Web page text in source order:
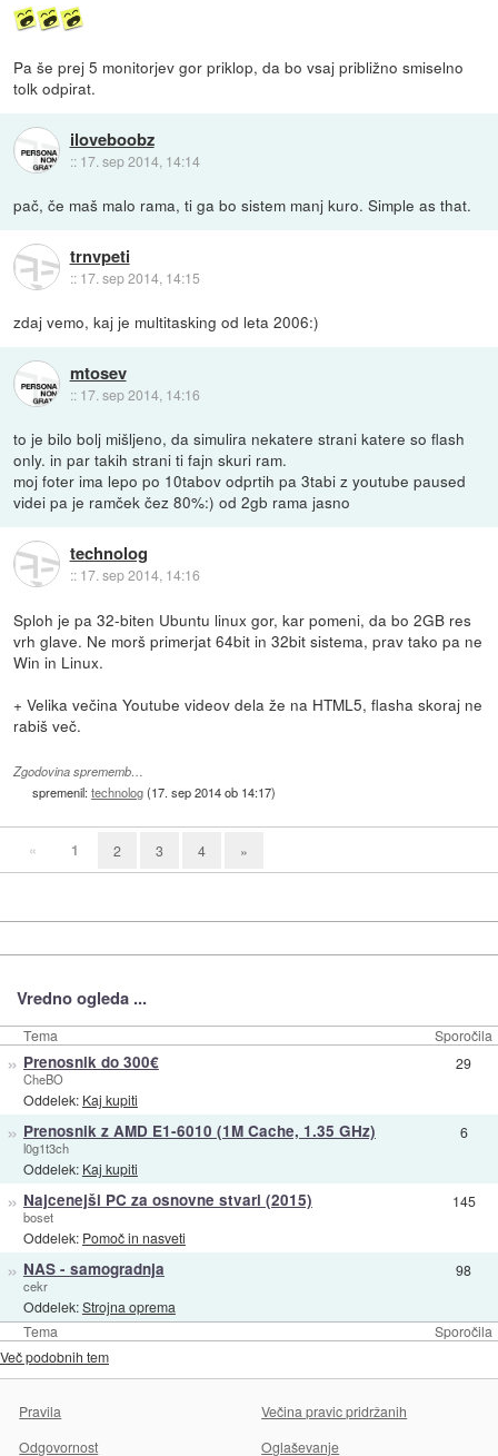
Pa še prej 5 monitorjev gor priklop, da bo vsaj približno smiselno
tolk odpirat.
iloveboobz
:: 17. sep 2014, 14:14
pač, če maš malo rama, ti ga bo sistem manj kuro. Simple as that.
trnvpeti
:: 17. sep 2014, 14:15
zdaj vemo, kaj je multitasking od leta 2006:)
mtosev
:: 17. sep 2014, 14:16
to je bilo bolj mišljeno, da simulira nekatere strani katere so flash
only. in par takih strani ti fajn skuri ram.
moj foter ima lepo po 10tabov odprtih pa 3tabi z youtube paused
videi pa je ramček čez 80%:) od 2gb rama jasno
technolog
:: 17. sep 2014, 14:16
Sploh je pa 32-biten Ubuntu linux gor, kar pomeni, da bo 2GB res
vrh glave. Ne morš primerjat 64bit in 32bit sistema, prav tako pa ne
Win in Linux.
+ Velika večina Youtube videov dela že na HTML5, flasha skoraj ne
rabiš več.
Zgodovina sprememb…
spremenil:technolog(17. sep 2014 ob 14:17)
« 1 2 3 4 »
Vredno ogleda ...
Tema Sporočila
Tema Sporočila
» Prenosnik do 300€
CheBO
Oddelek: Kaj kupiti
29
» Prenosnik z AMD E1-6010 (1M Cache, 1.35 GHz)
l0g1t3ch
Oddelek: Kaj kupiti
6
» Najcenejši PC za osnovne stvari (2015)
boset
Oddelek: Pomoč in nasveti
145
» NAS - samogradnja
cekr
Oddelek:Strojna oprema
98
Več podobnih tem
Pravila
Večina pravic pridržanih
Odgovornost
Oglaševanje